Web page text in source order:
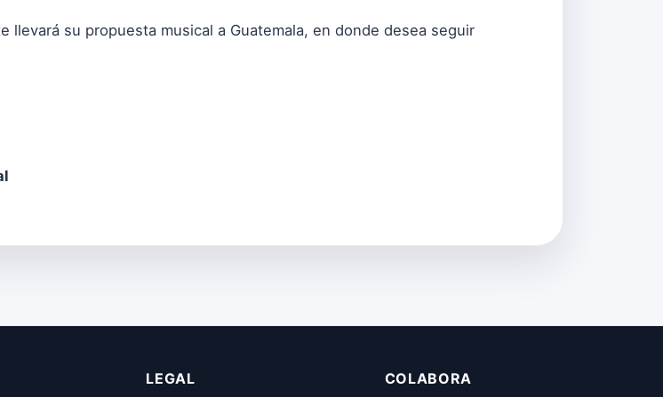
llevará su propuesta musical a Guatemala, en donde desea seguir
LEGAL
COLABORA